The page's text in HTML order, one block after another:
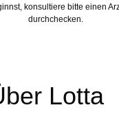
konsultiere bitte einen
durchchecken.
Lotta